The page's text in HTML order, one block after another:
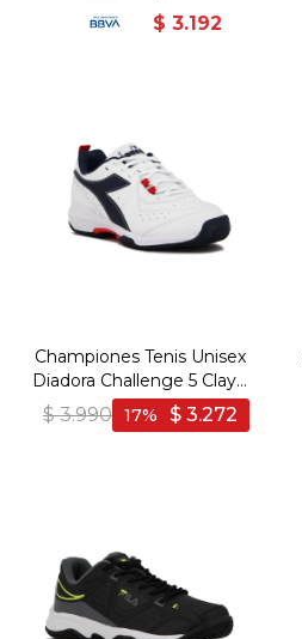
$ 3.192
Championes Tenis Unisex
Diadora Challenge 5 Clay -
Blanco-Marino
$ 3.990 $ 3.272
17